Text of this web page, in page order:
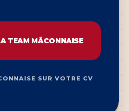
TEAM MÂCONNAISE
SUR VOTRE CV